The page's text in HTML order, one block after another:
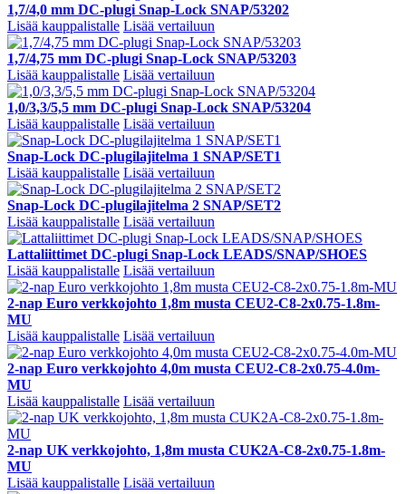
1,7/4,0 mm DC-plugi Snap-Lock SNAP/53202
Lisää kauppalistalle Lisää vertailuun
1,7/4,75 mm DC-plugi Snap-Lock SNAP/53203
Lisää kauppalistalle Lisää vertailuun
1,0/3,3/5,5 mm DC-plugi Snap-Lock SNAP/53204
Lisää kauppalistalle Lisää vertailuun
Snap-Lock DC-plugilajitelma 1 SNAP/SET1
Lisää kauppalistalle Lisää vertailuun
Snap-Lock DC-plugilajitelma 2 SNAP/SET2
Lisää kauppalistalle Lisää vertailuun
Lattaliittimet DC-plugi Snap-Lock LEADS/SNAP/SHOES
Lisää kauppalistalle Lisää vertailuun
2-nap Euro verkkojohto 1,8m musta CEU2-C8-2x0.75-1.8m-
MU
Lisää kauppalistalle Lisää vertailuun
2-nap Euro verkkojohto 4,0m musta CEU2-C8-2x0.75-4.0m-
MU
Lisää kauppalistalle Lisää vertailuun
2-nap UK verkkojohto, 1,8m musta CUK2A-C8-2x0.75-1.8m-
MU
Lisää kauppalistalle Lisää vertailuun